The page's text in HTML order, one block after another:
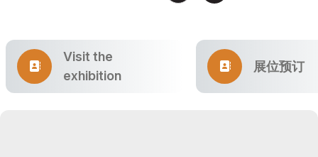
Visit the
exhibition
展位预订